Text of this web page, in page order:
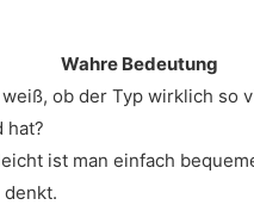
Wahre Bedeutung
weiß, ob der Typ wirklich so
hat?
ist man einfach
denkt.